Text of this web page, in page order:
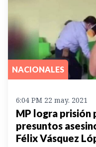
NACIONALES
6:04 PM 22 may. 2021
MP logra prisión
presuntos
Félix Vásquez